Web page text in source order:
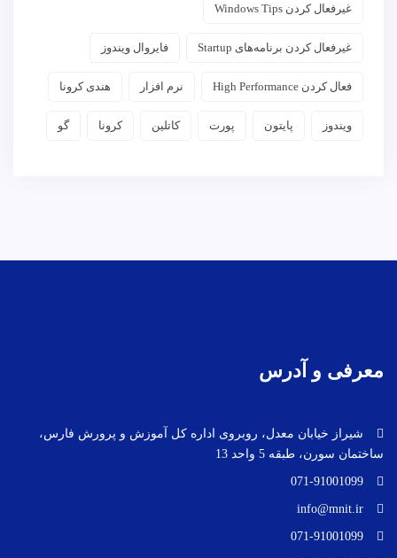
غیرفعال کردن Windows Tips
غیرفعال کردن برنامه‌های Startup فایروال ویندوز
فعال کردن High Performance نرم افزار هندی کرونا
ویندوز پایتون پورت کاتلین کرونا گو
معرفی و آدرس
شیراز خیابان معدل، روبروی اداره کل آموزش و پرورش فارس،
ساختمان سورن، طبقه 5 واحد 13
071-91001099
info@mnit.ir
071-91001099